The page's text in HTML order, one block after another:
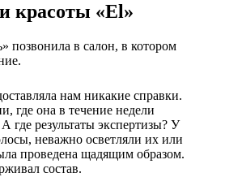
красоты «El»
позвонила в салон, в котором
нам никакие справки.
где она в течение недели
где результаты экспертизы? У
неважно осветляли их или
проведена щадящим образом.
состав.